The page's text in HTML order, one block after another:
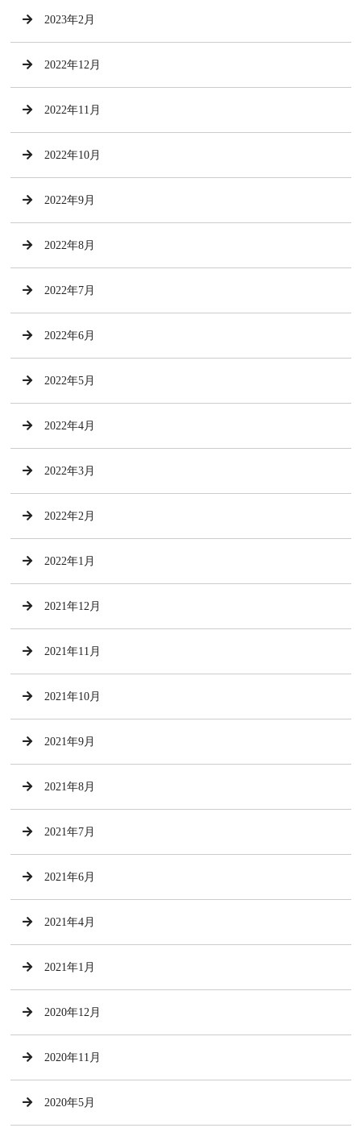
2023年2月
2022年12月
2022年11月
2022年10月
2022年9月
2022年8月
2022年7月
2022年6月
2022年5月
2022年4月
2022年3月
2022年2月
2022年1月
2021年12月
2021年11月
2021年10月
2021年9月
2021年8月
2021年7月
2021年6月
2021年4月
2021年1月
2020年12月
2020年11月
2020年5月